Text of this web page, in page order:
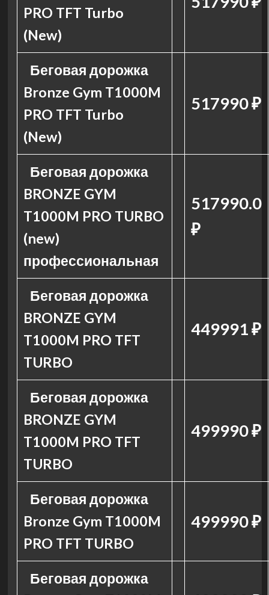
PRO TFT Turbo
(New)
Беговая дорожка
Bronze Gym T1000M
PRO TFT Turbo
(New)
517990 ₽
Беговая дорожка
BRONZE GYM
T1000M PRO TURBO
(new)
профессиональная
517990.0
₽
Беговая дорожка
BRONZE GYM
T1000M PRO TFT
TURBO
449991 ₽
Беговая дорожка
BRONZE GYM
T1000M PRO TFT
TURBO
499990 ₽
Беговая дорожка
Bronze Gym T1000M
PRO TFT TURBO
499990 ₽
Беговая дорожка